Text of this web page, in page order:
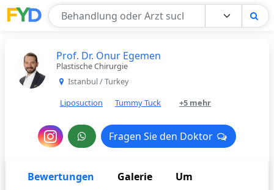
Find Your Doctor
Prof. Dr. Onur Egemen
Plastische Chirurgie
Istanbul / Turkey
Liposuction
Tummy Tuck +5 mehr
Nachricht
den
Fragen Sie den Doktor
Fragen Sie den Doktor
Bewertungen Galerie Um